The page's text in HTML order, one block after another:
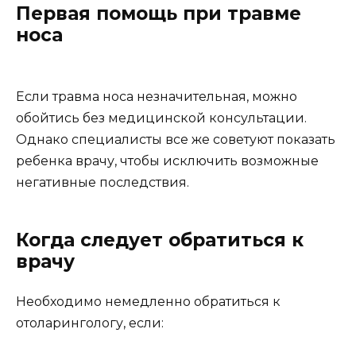
Первая помощь при травме
носа
Если травма носа незначительная, можно
обойтись без медицинской консультации.
Однако специалисты все же советуют показать
ребенка врачу, чтобы исключить возможные
негативные последствия.
Когда следует обратиться к
врачу
Необходимо немедленно обратиться к
отоларингологу, если: